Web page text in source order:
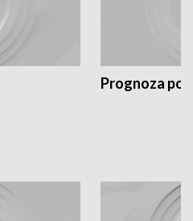
Prognoza